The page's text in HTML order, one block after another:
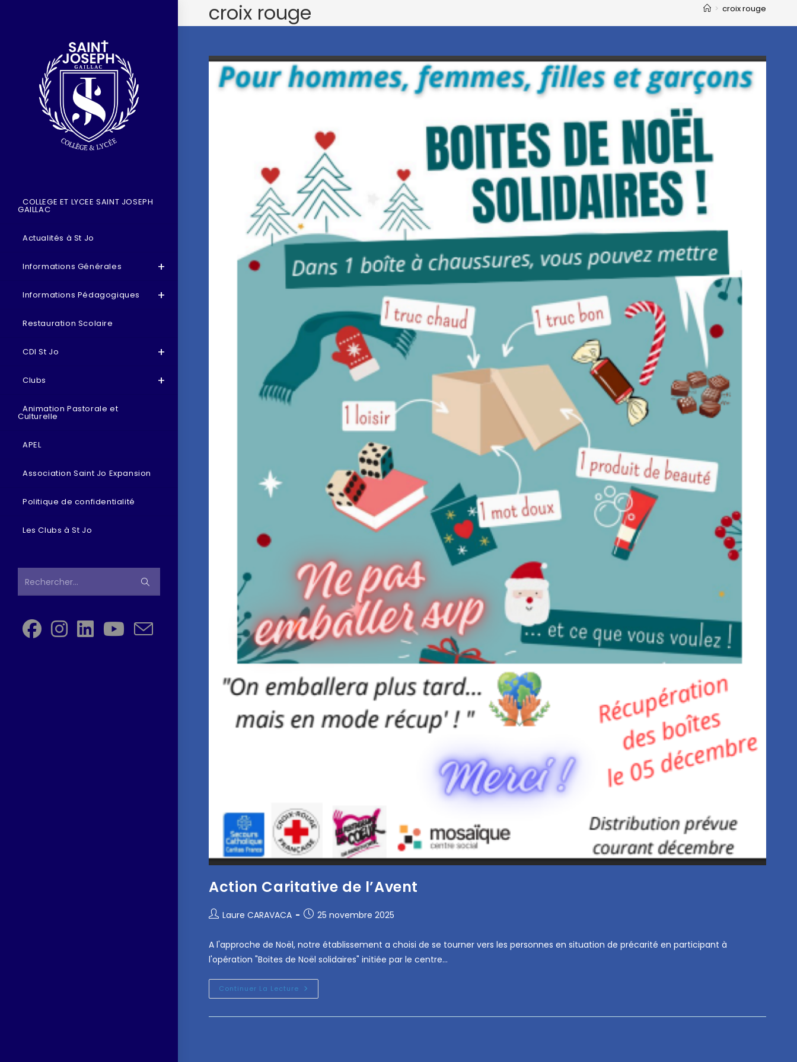
COLLEGE ET LYCEE SAINT JOSEPH
GAILLAC
Actualités à St Jo
Informations Générales
Informations Pédagogiques
Restauration Scolaire
CDI St Jo
Clubs
Animation Pastorale et
Culturelle
APEL
Association Saint Jo Expansion
Politique de confidentialité
Les Clubs à St Jo
Rechercher…
croix rouge > croix rouge
Action Caritative de l’Avent
Laure CARAVACA 25 novembre 2025
A l'approche de Noël, notre établissement a choisi de se tourner vers les personnes en situation de précarité en participant à
l'opération "Boites de Noël solidaires" initiée par le centre…
Continuer La Lecture